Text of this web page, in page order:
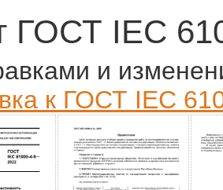
ГОСТ IEC
и
к ГОСТ IEC